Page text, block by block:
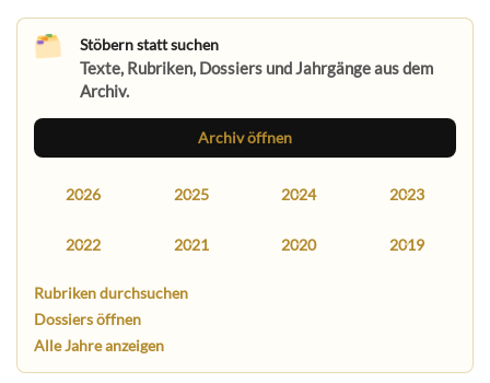
Stöbern statt suchen
Texte, Rubriken, Dossiers und Jahrgänge aus dem
Archiv.
Archiv öffnen
2026 2025 2024 2023
2022 2021 2020 2019
Rubriken durchsuchen
Dossiers öffnen
Alle Jahre anzeigen